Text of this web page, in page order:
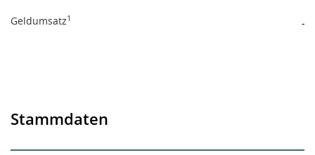
Geldumsatz1 -
Stammdaten